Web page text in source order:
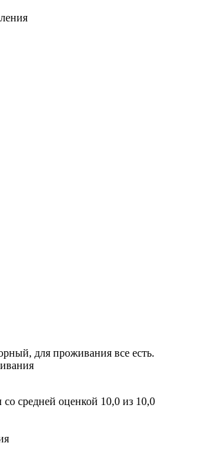
для проживания все есть.
средней оценкой 10,0 из 10,0